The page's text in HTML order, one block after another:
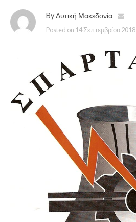
By Δυτική Μακεδονία
Posted on 14 Σεπτεμβρίου 2018